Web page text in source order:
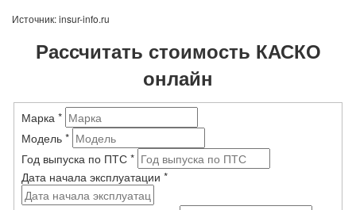
Источник: insur-info.ru
Рассчитать стоимость КАСКО
онлайн
Марка *
Модель *
Год выпуска по ПТС *
Дата начала эксплуатации *